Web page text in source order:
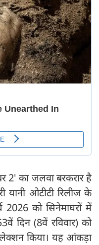
2' का जलवा बरकरार है
यानी ओटीटी रिलीज के
2026 को सिनेमाघरों में
दिन (8वें रविवार) को
किया। यह आंकड़ा